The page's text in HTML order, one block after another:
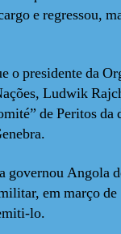
e regressou,
o presidente da
Ludwik
de Peritos da
governou Angola
em março
lo.